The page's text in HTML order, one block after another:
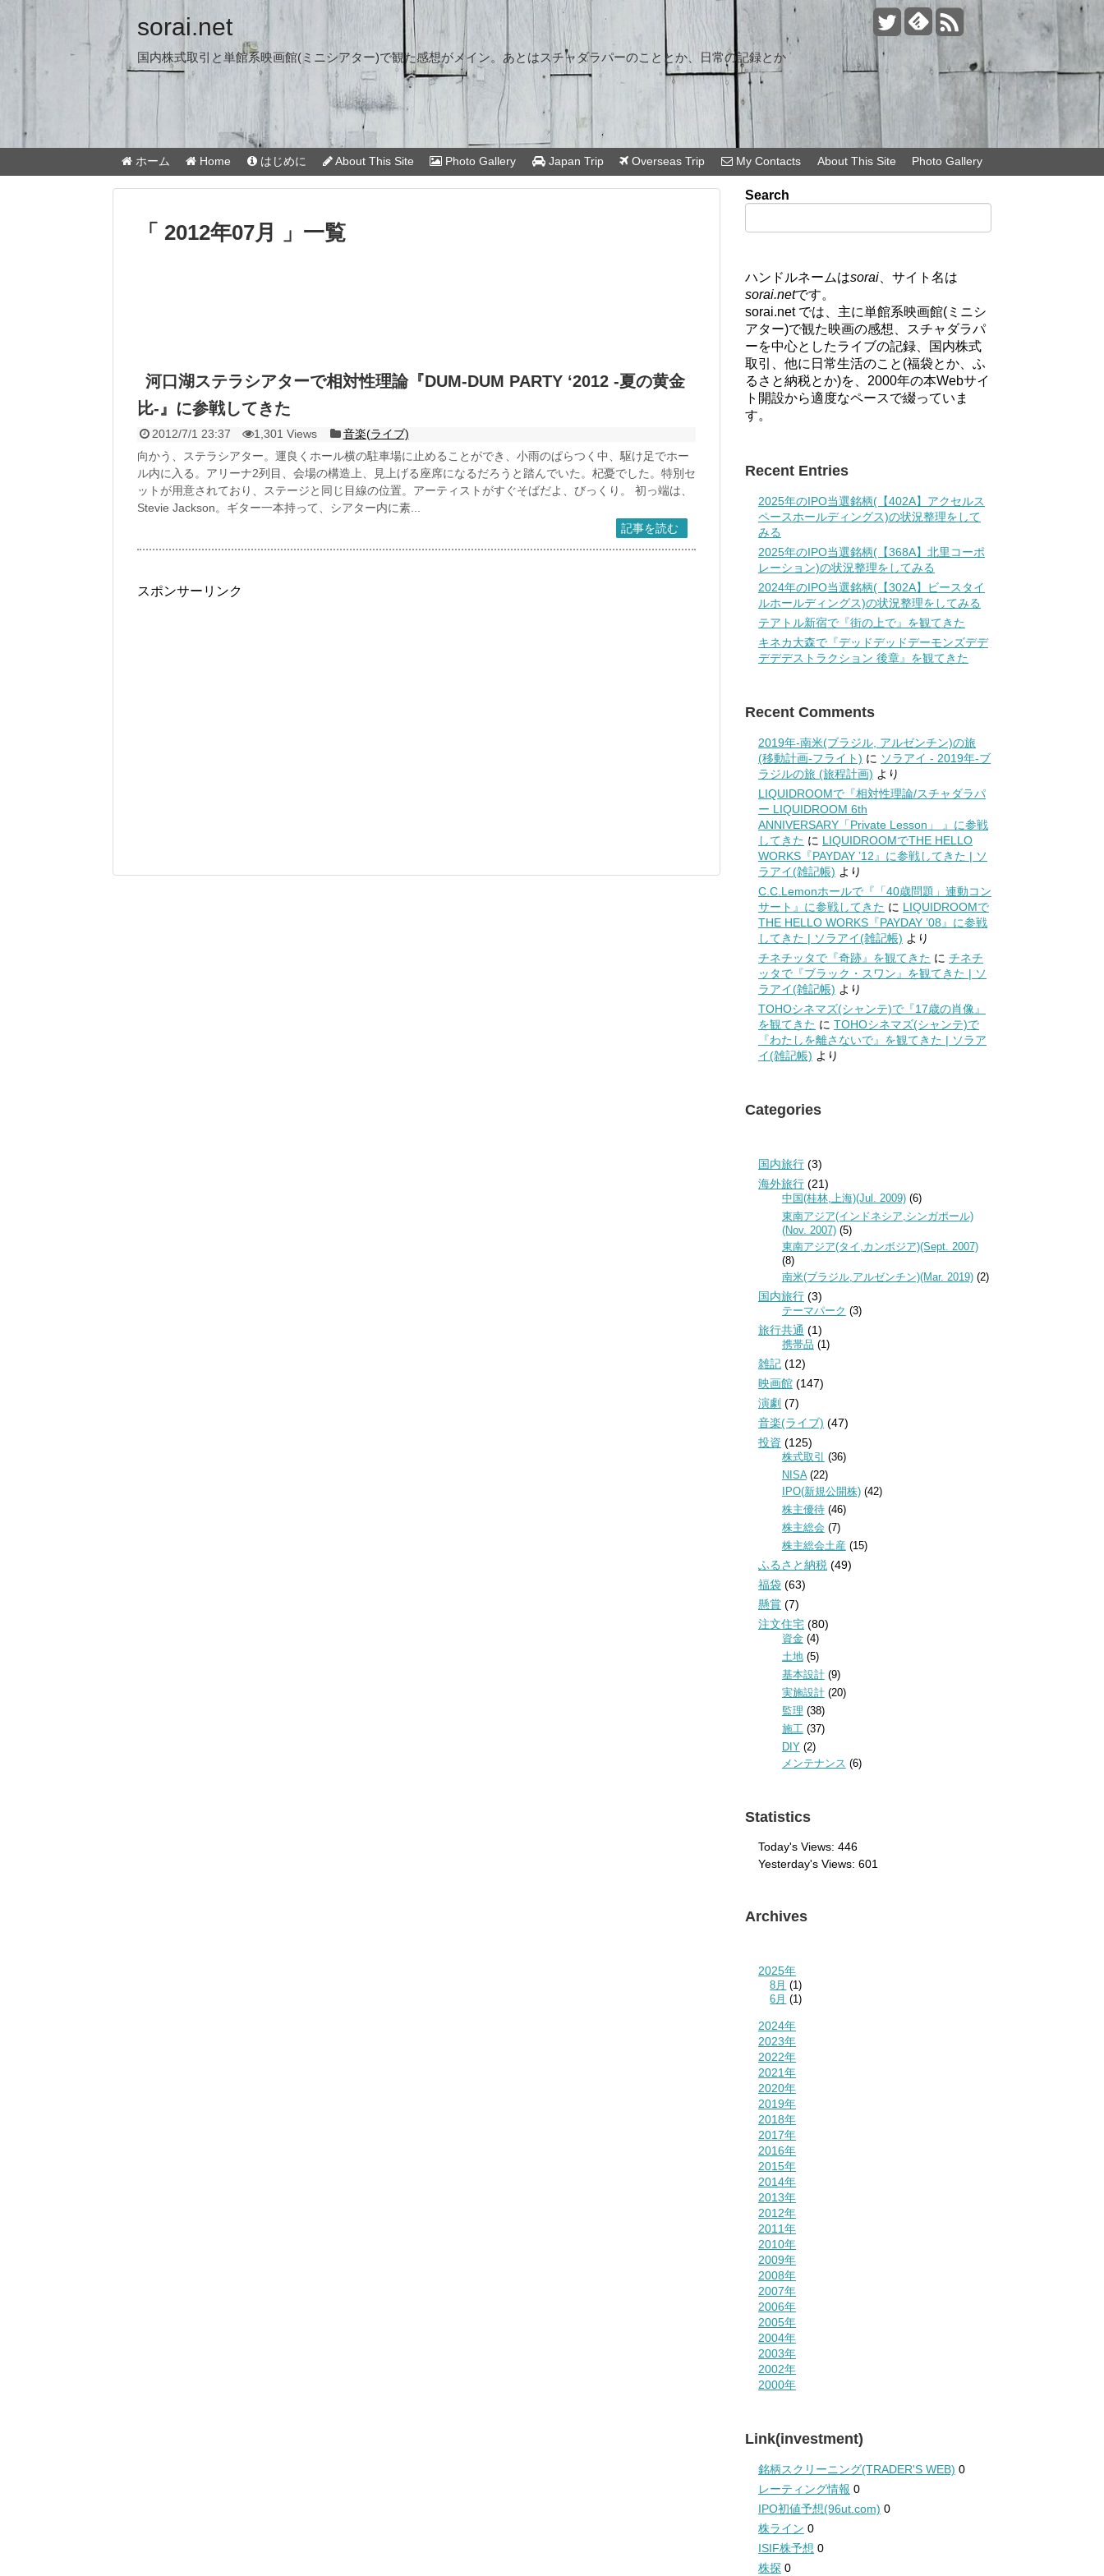
sorai.net
国内株式取引と単館系映画館(ミニシアター)で観た感想がメイン。あとはスチャダラパーのこととか、日常の記録とか
ホーム Home はじめに About This Site Photo Gallery Japan Trip Overseas Trip My Contacts About This Site Photo Gallery
「 2012年07月 」一覧
河口湖ステラシアターで相対性理論『DUM-DUM PARTY ‘2012 -夏の黄金
比-』に参戦してきた
2012/7/1 23:37 1,301 Views
音楽(ライブ)
向かう、ステラシアター。運良くホール横の駐車場に止めることができ、小雨のぱらつく中、駆け足でホー
ル内に入る。アリーナ2列目、会場の構造上、見上げる座席になるだろうと踏んでいた。杞憂でした。特別セ
ットが用意されており、ステージと同じ目線の位置。アーティストがすぐそばだよ、びっくり。 初っ端は、
Stevie Jackson。ギター一本持って、シアター内に素...
記事を読む
スポンサーリンク
Search
ハンドルネームはsorai 、サイト名は
sorai.netです。
sorai.net では、主に単館系映画館(ミニシ
アター)で観た映画の感想、スチャダラパ
ーを中心としたライブの記録、国内株式
取引、他に日常生活のこと(福袋とか、ふ
るさと納税とか)を、2000年の本Webサイ
ト開設から適度なペースで綴っていま
す。
Recent Entries
2025年のIPO当選銘柄(【402A】アクセルス
ペースホールディングス)の状況整理をして
みる
2025年のIPO当選銘柄(【368A】北里コーポ
レーション)の状況整理をしてみる
2024年のIPO当選銘柄(【302A】ビースタイ
ルホールディングス)の状況整理をしてみる
テアトル新宿で『街の上で』を観てきた
キネカ大森で『デッドデッドデーモンズデデ
デデデストラクション 後章』を観てきた
Recent Comments
2019年-南米(ブラジル, アルゼンチン)の旅
(移動計画-フライト) に ソラアイ - 2019年-ブ
ラジルの旅 (旅程計画) より
LIQUIDROOMで『相対性理論/スチャダラパ
ー LIQUIDROOM 6th
ANNIVERSARY「Private Lesson」 』に参戦
してきた に LIQUIDROOMでTHE HELLO
WORKS『PAYDAY ’12』に参戦してきた | ソ
ラアイ(雑記帳) より
C.C.Lemonホールで『「40歳問題」連動コン
サート』に参戦してきた に LIQUIDROOMで
THE HELLO WORKS『PAYDAY ’08』に参戦
してきた | ソラアイ(雑記帳) より
チネチッタで『奇跡』を観てきた に チネチ
ッタで『ブラック・スワン』を観てきた | ソ
ラアイ(雑記帳) より
TOHOシネマズ(シャンテ)で『17歳の肖像』
を観てきた に TOHOシネマズ(シャンテ)で
『わたしを離さないで』を観てきた | ソラア
イ(雑記帳) より
Categories
国内旅行 (3)
海外旅行 (21)
中国(桂林,上海)(Jul. 2009)(6)
東南アジア(インドネシア,シンガポール)
(Nov. 2007)(5)
東南アジア(タイ,カンボジア)(Sept. 2007)
(8)
南米(ブラジル,アルゼンチン)(Mar. 2019)(2)
国内旅行 (3)
テーマパーク (3)
旅行共通 (1)
携帯品 (1)
雑記 (12)
映画館 (147)
演劇 (7)
音楽(ライブ) (47)
投資 (125)
株式取引
(36)
NISA(22)
IPO(新規公開株)(42)
株主優待(46)
株主総会 (7)
株主総会土産 (15)
ふるさと納税 (49)
福袋 (63)
懸賞 (7)
注文住宅 (80)
資金(4)
土地(5)
基本設計(9)
実施設計(20)
監理 (38)
施工(37)
DIY(2)
メンテナンス (6)
Statistics
Today's Views: 446
Yesterday's Views: 601
Archives
2025年
8月 (1)
6月 (1)
2024年
2023年
2022年
2021年
2020年
2019年
2018年
2017年
2016年
2015年
2014年
2013年
2012年
2011年
2010年
2009年
2008年
2007年
2006年
2005年
2004年
2003年
2002年
2000年
Link(investment)
銘柄スクリーニング(TRADER'S WEB) 0
レーティング情報 0
IPO初値予想(96ut.com) 0
株ライン 0
ISIF株予想 0
株探 0